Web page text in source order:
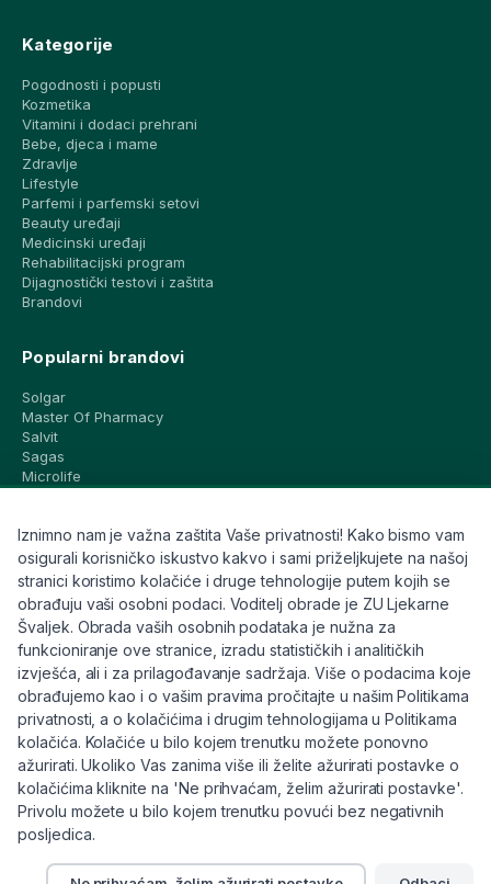
Kategorije
Pogodnosti i popusti
Kozmetika
Vitamini i dodaci prehrani
Bebe, djeca i mame
Zdravlje
Lifestyle
Parfemi i parfemski setovi
Beauty uređaji
Medicinski uređaji
Rehabilitacijski program
Dijagnostički testovi i zaštita
Brandovi
Popularni brandovi
Solgar
Master Of Pharmacy
Salvit
Sagas
Microlife
CeraVe
Eucerin
Avene
Bioderma
Svi brandovi
Info
Trebate pomoć ili imate pitanja?
+385 91 6191 901
info@eljekarna24.hr
Iznimno nam je važna zaštita Vaše privatnosti! Kako bismo vam
osigurali korisničko iskustvo kakvo i sami priželjkujete na našoj
stranici koristimo kolačiće i druge tehnologije putem kojih se
obrađuju vaši osobni podaci. Voditelj obrade je ZU Ljekarne
Švaljek. Obrada vaših osobnih podataka je nužna za
funkcioniranje ove stranice, izradu statističkih i analitičkih
izvješća, ali i za prilagođavanje sadržaja. Više o podacima koje
obrađujemo kao i o vašim pravima pročitajte u našim Politikama
privatnosti, a o kolačićima i drugim tehnologijama u Politikama
kolačića. Kolačiće u bilo kojem trenutku možete ponovno
ažurirati. Ukoliko Vas zanima više ili želite ažurirati postavke o
kolačićima kliknite na 'Ne prihvaćam, želim ažurirati postavke'.
Privolu možete u bilo kojem trenutku povući bez negativnih
posljedica.